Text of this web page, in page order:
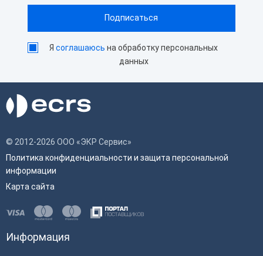
Ясоглашаюсь на обработку персональных
данных
© 2012-2026 ООО «ЭКР Сервис»
Политика конфиденциальности и защита персональной
информации
Карта сайта
Информация